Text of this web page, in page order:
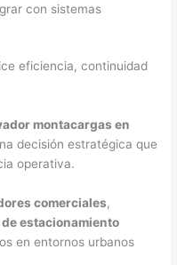
con sistemas
eficiencia, continuidad
montacargas en
decisión estratégica que
operativa.
comerciales,
estacionamiento
en entornos urbanos